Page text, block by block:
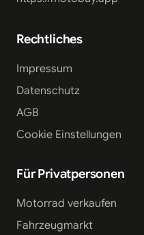
Rechtliches
Impressum
Datenschutz
AGB
Cookie Einstellungen
Für Privatpersonen
Motorrad verkaufen
Fahrzeugmarkt